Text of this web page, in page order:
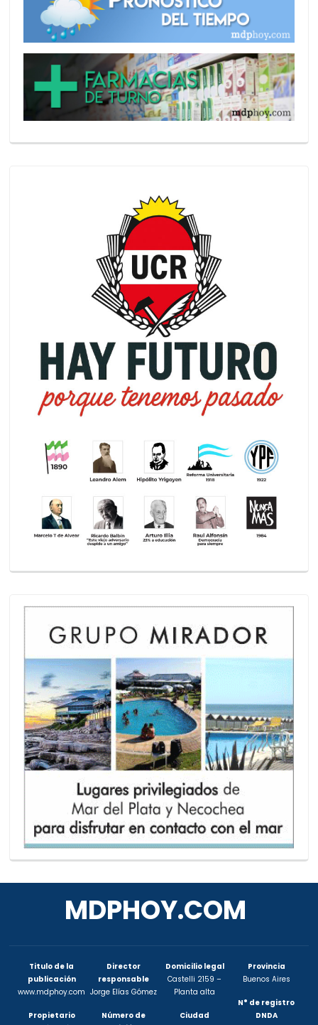
MDPHOY.COM
Titulo de la
publicación
www.mdphoy.com
Propietario
Director
responsable
Jorge Elías Gómez
Número de
Domicilio legal
Castelli 2159 –
Planta alta
Ciudad
Provincia
Buenos Aires
N° de registro
DNDA